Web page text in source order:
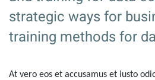
strategic ways for
training methods for
At vero eos et accusamus et iusto